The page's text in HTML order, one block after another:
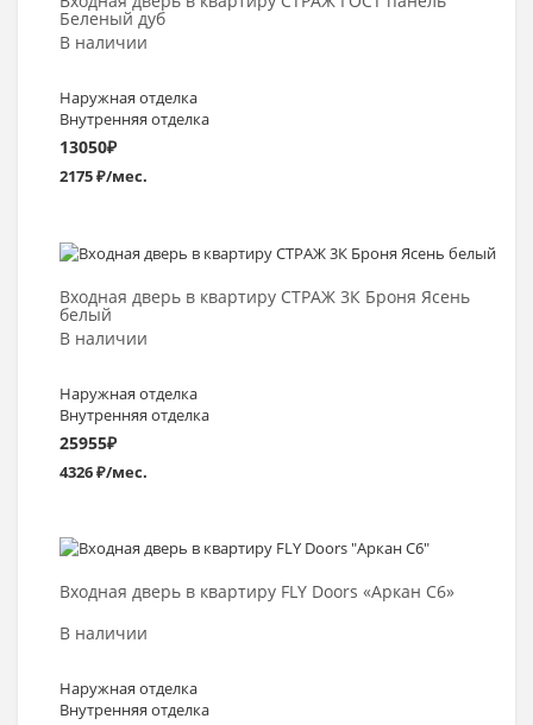
Беленый дуб
В наличии
Наружная отделка
Внутренняя отделка
13050₽
2175 ₽/мес.
Входная дверь в квартиру СТРАЖ 3К Броня Ясень
белый
В наличии
Наружная отделка
Внутренняя отделка
25955₽
4326 ₽/мес.
Выбрать >
Входная дверь в квартиру FLY Doors «Аркан С6»
В наличии
Наружная отделка
Внутренняя отделка
Выбрать >